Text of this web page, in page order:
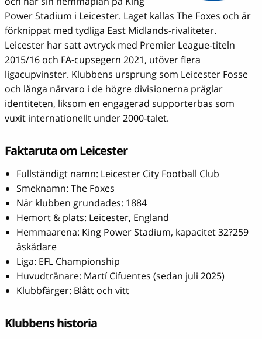
Power Stadium i Leicester. Laget kallas The Foxes och är
förknippat med tydliga East Midlands-rivaliteter.
Leicester har satt avtryck med Premier League-titeln
2015/16 och FA-cupsegern 2021, utöver flera
ligacupvinster. Klubbens ursprung som Leicester Fosse
och långa närvaro i de högre divisionerna präglar
identiteten, liksom en engagerad supporterbas som
vuxit internationellt under 2000-talet.
Faktaruta om Leicester
Fullständigt namn: Leicester City Football Club
Smeknamn: The Foxes
När klubben grundades: 1884
Hemort & plats: Leicester, England
Hemmaarena: King Power Stadium, kapacitet 32?259
åskådare
Liga: EFL Championship
Huvudtränare: Martí Cifuentes (sedan juli 2025)
Klubbfärger: Blått och vitt
Klubbens historia